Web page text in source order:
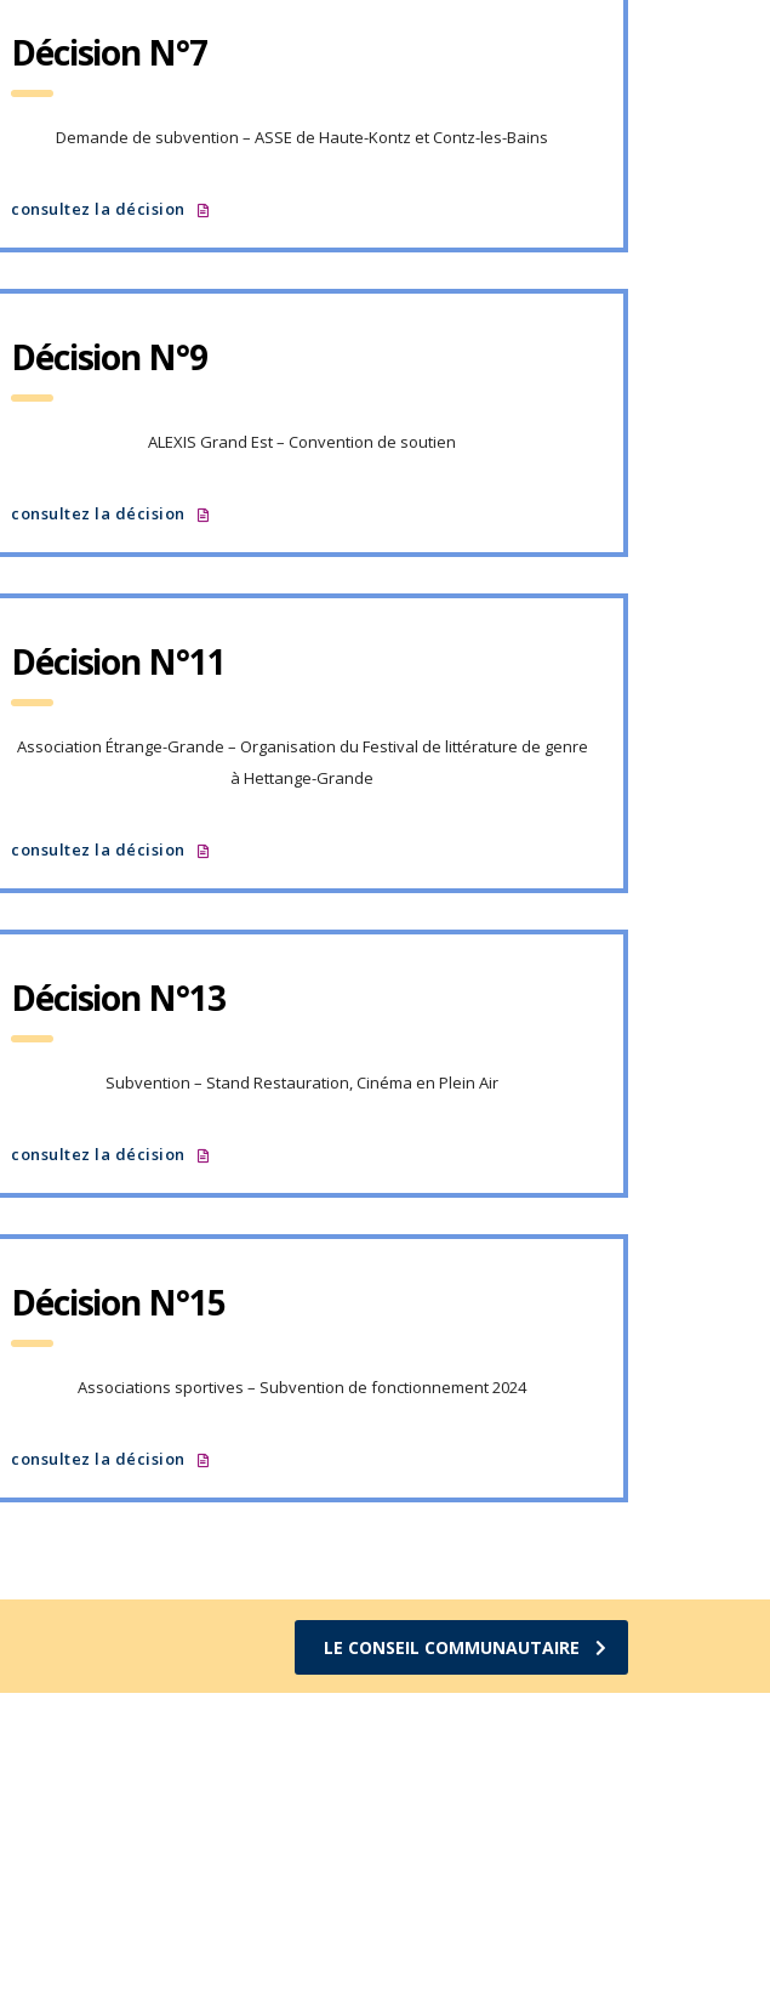
Décision N°7
Demande de subvention – ASSE de Haute-Kontz et Contz-les-Bains
consultez la décision
Décision N°9
ALEXIS Grand Est – Convention de soutien
consultez la décision
Décision N°11
Association Étrange-Grande – Organisation du Festival de littérature de genre
à Hettange-Grande
consultez la décision
Décision N°13
Subvention – Stand Restauration, Cinéma en Plein Air
consultez la décision
Décision N°15
Associations sportives – Subvention de fonctionnement 2024
consultez la décision
LE CONSEIL COMMUNAUTAIRE